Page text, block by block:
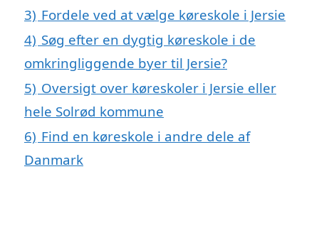
3) Fordele ved at vælge køreskole i Jersie
4) Søg efter en dygtig køreskole i de
omkringliggende byer til Jersie?
5) Oversigt over køreskoler i Jersie eller
hele Solrød kommune
6) Find en køreskole i andre dele af
Danmark